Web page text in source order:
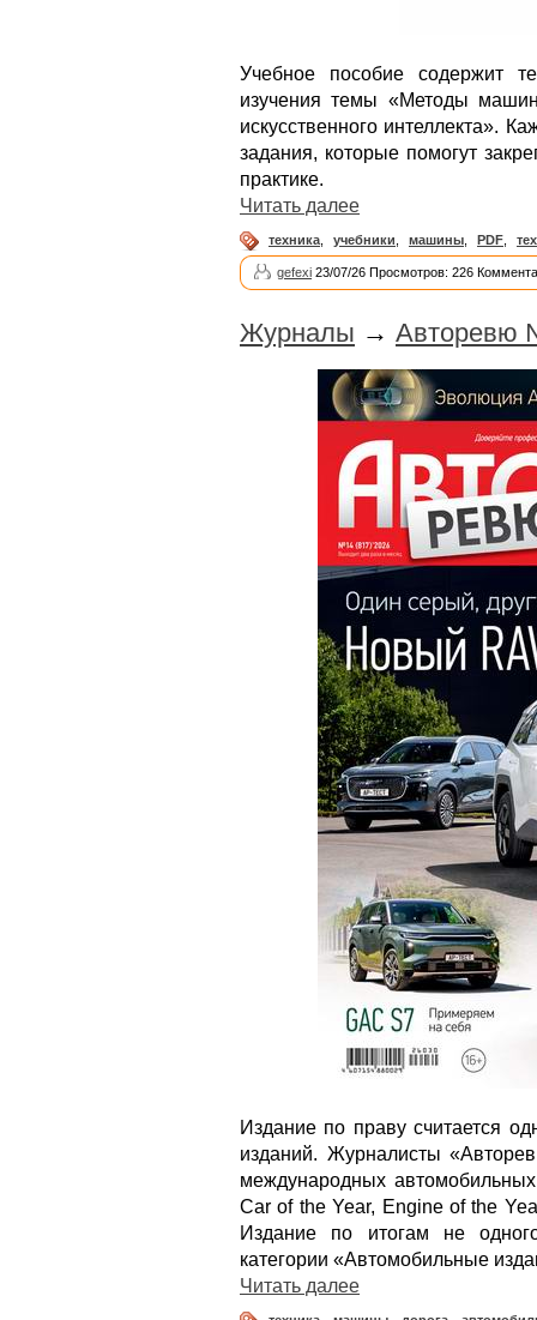
Учебное пособие содержит
изучения темы «Методы
искусственного интеллекта».
задания, которые помогут
практике.
Читать далее
техника учебники машины PDF
gefexi 23/07/26 Просмотров: 226
Журналы → Авторевю
Издание по праву считается
изданий. Журналисты
международных
Car of the Year, Engine of the
Издание по итогам не
категории «Автомобильные
Читать далее